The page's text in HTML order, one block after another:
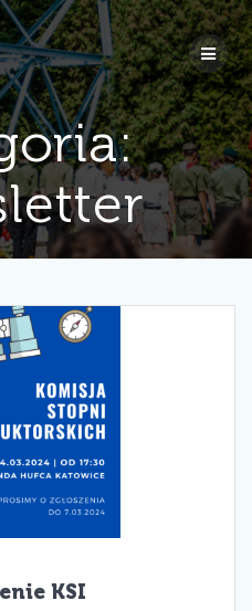
Przejdź
do
treści
KSI